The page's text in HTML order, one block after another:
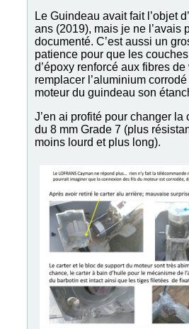
Le Guindeau avait fait l’objet
ans (2019), mais je ne l’avais
documenté. C’est aussi un
patience pour que les
d’époxy renforcé aux fibres
remplacer l’aluminium
moteur du guindeau son
J’en ai profité pour changer la
du 8 mm Grade 7 (plus
moins lourd et plus long).